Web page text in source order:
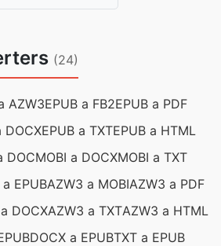
(24)
AZW3EPUB a FB2EPUB a PDF
DOCXEPUB a TXTEPUB a HTML
DOCMOBI a DOCXMOBI a TXT
EPUBAZW3 a MOBIAZW3 a PDF
DOCXAZW3 a TXTAZW3 a HTML
DOCX a EPUBTXT a EPUB